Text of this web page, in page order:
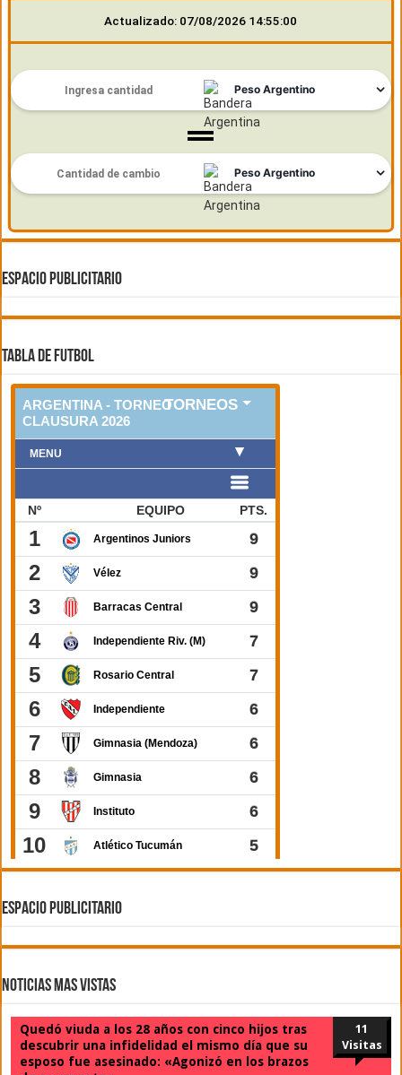
Actualizado: 07/08/2026 14:55:00
ESPACIO PUBLICITARIO
TABLA DE FUTBOL
ESPACIO PUBLICITARIO
Noticias Mas Vistas
Quedó viuda a los 28 años con cinco hijos tras
descubrir una infidelidad el mismo día que su
esposo fue asesinado: «Agonizó en los brazos
11
Visitas